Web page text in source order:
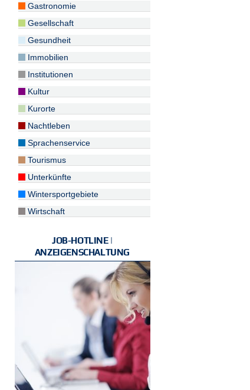
Gastronomie
Gesellschaft
Gesundheit
Immobilien
Institutionen
Kultur
Kurorte
Nachtleben
Sprachenservice
Tourismus
Unterkünfte
Wintersportgebiete
Wirtschaft
JOB-HOTLINE |
ANZEIGENSCHALTUNG